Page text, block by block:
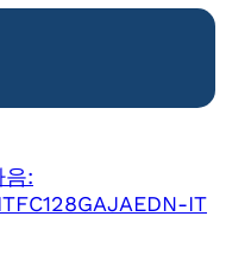
음:
IT